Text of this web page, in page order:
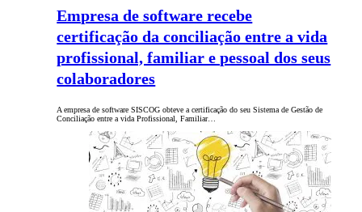
Empresa de software recebe
certificação da conciliação entre a vida
profissional, familiar e pessoal dos seus
colaboradores
A empresa de software SISCOG obteve a certificação do seu Sistema de Gestão de
Conciliação entre a vida Profissional, Familiar…